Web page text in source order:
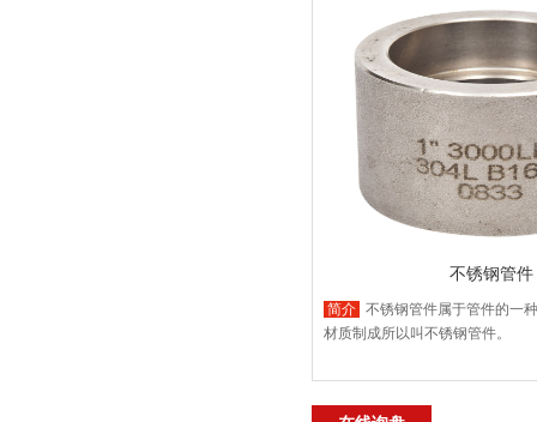
不锈钢管件
简介 不锈钢管件属于管件的一
材质制成所以叫不锈钢管件。